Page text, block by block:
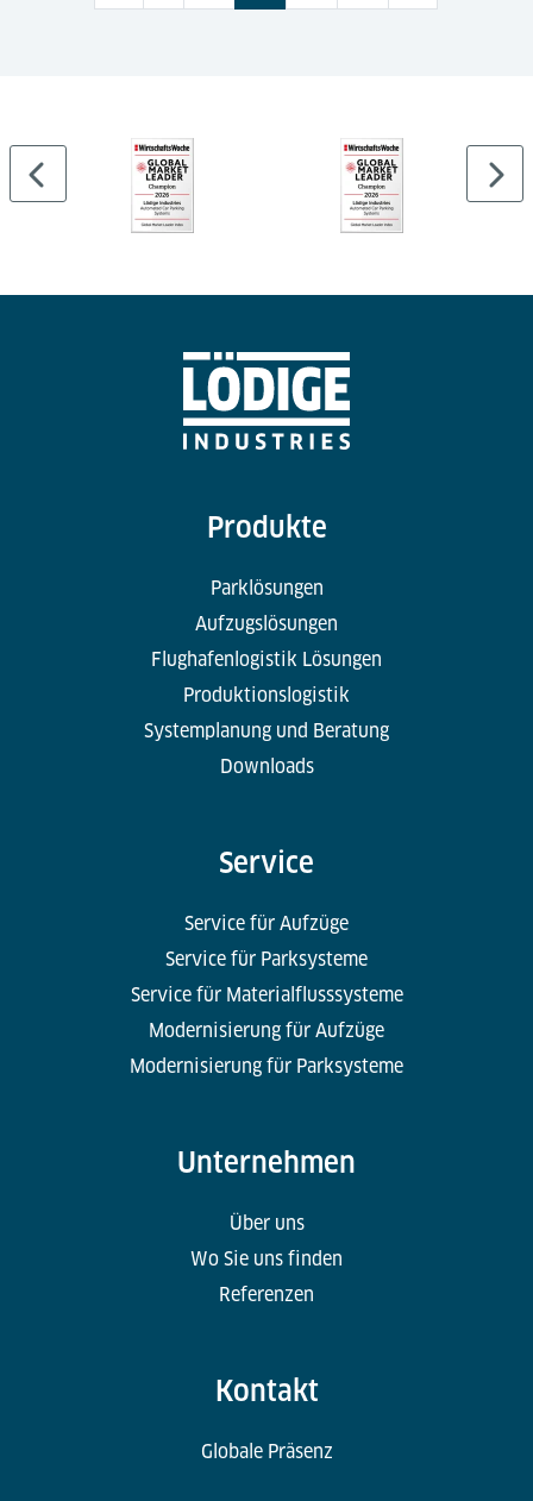
Produkte
Parklösungen
Aufzugslösungen
Flughafenlogistik Lösungen
Produktionslogistik
Systemplanung und Beratung
Downloads
Service
Service für Aufzüge
Service für Parksysteme
Service für Materialflusssysteme
Modernisierung für Aufzüge
Modernisierung für Parksysteme
Unternehmen
Über uns
Wo Sie uns finden
Referenzen
Kontakt
Globale Präsenz